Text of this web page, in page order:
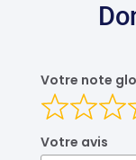
Votre note
Votre avis